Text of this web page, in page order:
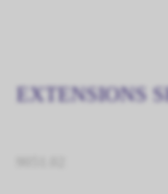
EXTENSIONS